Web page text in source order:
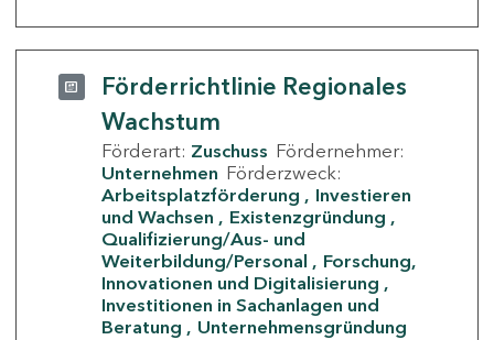
Förderrichtlinie Regionales
Wachstum
Förderart: Zuschuss Fördernehmer:
Unternehmen Förderzweck:
Arbeitsplatzförderung
Investieren
und Wachsen
Existenzgründung
Qualifizierung/Aus- und
Weiterbildung/Personal
Forschung,
Innovationen und Digitalisierung
Investitionen in Sachanlagen und
Beratung
Unternehmensgründung